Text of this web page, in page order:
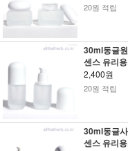
20원 적립
30ml동글
센스 유리
2,400원
20원 적립
30ml동글
센스 유리